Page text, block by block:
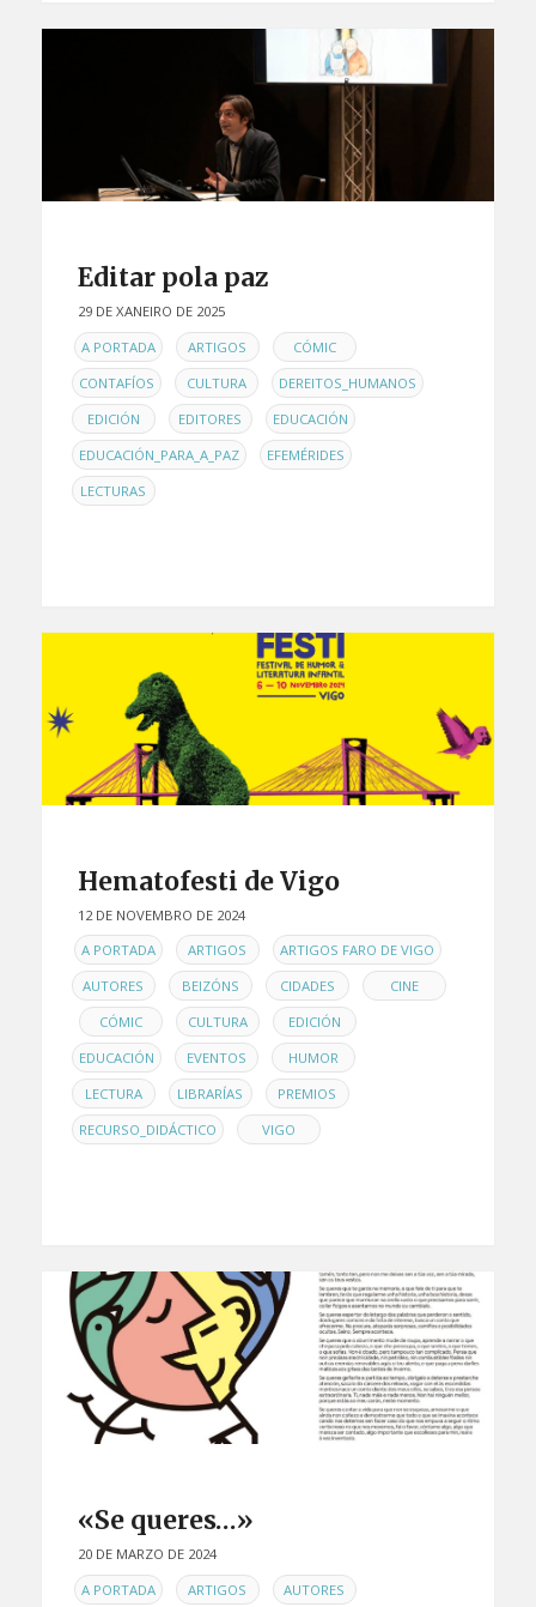
Editar pola paz
29 DE XANEIRO DE 2025
ENA PORTADA , ARTIGOS , CÓMIC ,
CONTAFÍOS , CULTURA , DEREITOS_HUMANOS ,
EDICIÓN , EDITORES , EDUCACIÓN ,
EDUCACIÓN_PARA_A_PAZ , EFEMÉRIDES ,
LECTURAS
Hematofesti de Vigo
12 DE NOVEMBRO DE 2024
ENA PORTADA , ARTIGOS , ARTIGOS FARO DE VIGO ,
AUTORES , BEIZÓNS , CIDADES ,
CINE
CÓMIC , CULTURA , EDICIÓN ,
EDUCACIÓN , EVENTOS , HUMOR ,
LECTURA , LIBRARÍAS , PREMIOS ,
RECURSO_DIDÁCTICO , VIGO
«Se queres…»
20 DE MARZO DE 2024
ENA PORTADA , ARTIGOS , AUTORES ,